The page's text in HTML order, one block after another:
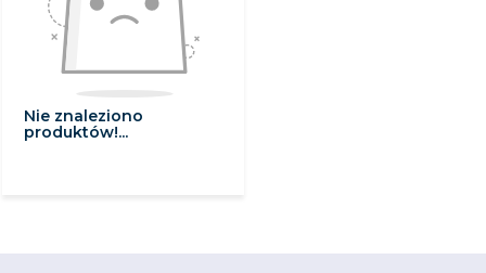
Nie znaleziono
produktów!...